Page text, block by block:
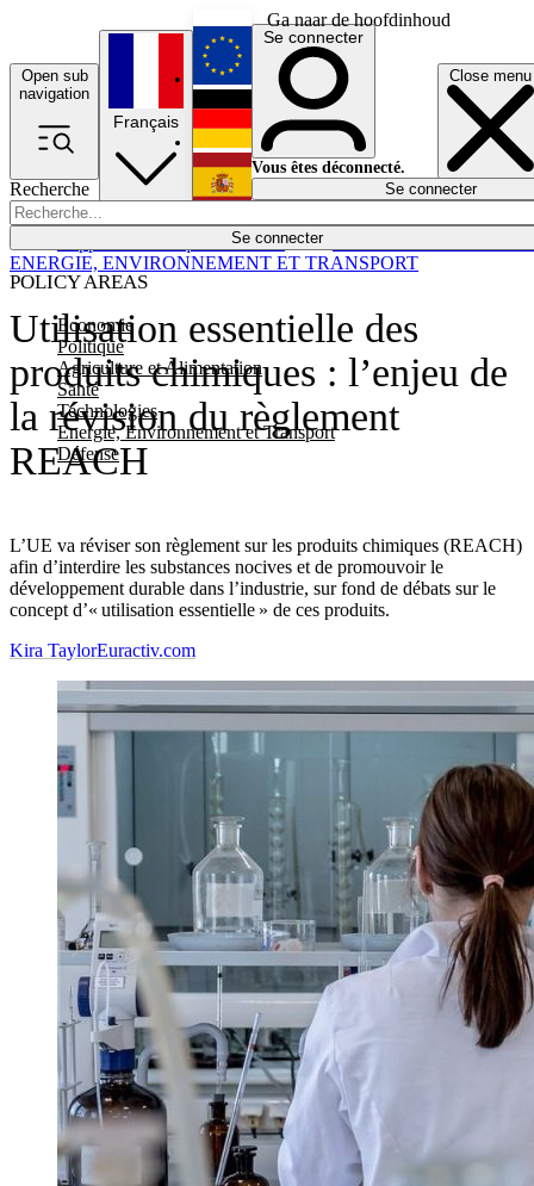
Ga naar de hoofdinhoud
Open sub
navigation
Close menu
Recherche
Se connecter
POLICY AREAS
Economie
Politique
Agriculture et Alimentation
Santé
Technologies
Energie, Environnement et Transport
Défense
Économie
Français
English
Deutsch
Español
Se connecter
Vous êtes déconnecté.
Se connecter
Utilisation essentielle des
produits chimiques : l’enjeu de
la révision du règlement
REACH
L’UE va réviser son règlement sur les produits chimiques (REACH)
afin d’interdire les substances nocives et de promouvoir le
développement durable dans l’industrie, sur fond de débats sur le
concept d’« utilisation essentielle » de ces produits.
ENERGIE, ENVIRONNEMENT ET TRANSPORT
Kira TaylorEuractiv.com